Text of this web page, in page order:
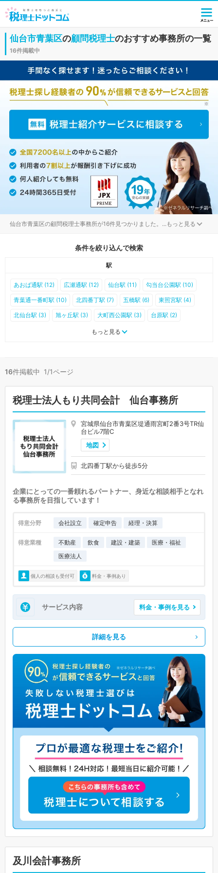
仙台市青葉区の顧問税理士のおすすめ事務所の一覧
16件掲載中
仙台市青葉区の顧問税理士事務所が16件見つかりました。 ...もっと見る
条件を絞り込んで検索
駅
あおば通駅 (12) 広瀬通駅 (12) 仙台駅 (11) 勾当台公園駅 (10)
青葉通一番町駅 (10) 北四番丁駅 (7) 五橋駅 (6) 東照宮駅 (4)
北仙台駅 (3) 旭ヶ丘駅 (3) 大町西公園駅 (3) 台原駅 (2)
北山駅 (0)
川内駅 (0) 国際センター駅 (0)
もっと見る
16件掲載中 1/1ページ
税理士法人もり共同会計 仙台事務所
宮城県仙台市青葉区堤通雨宮町2番3号TR仙
台ビル7階C
地図
北四番丁駅から徒歩5分
企業にとっての一番頼れるパートナー、身近な相談相手となれ
る事務所を目指しています！
得意分野 会社設立 確定申告 経理・決算
得意業種 不動産 飲食 建設・建築
医療・福祉
医療法人
個人の相談も受付可 料金・事例あり
サービス内容 料金・事例を見る
詳細を見る
及川会計事務所